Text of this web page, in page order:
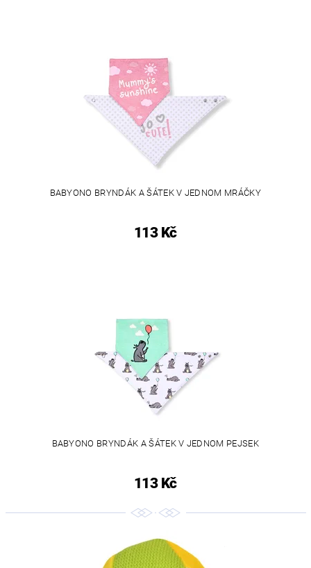
BABYONO BRYNDÁK A ŠÁTEK V JEDNOM MRÁČKY
113 Kč
BABYONO BRYNDÁK A ŠÁTEK V JEDNOM PEJSEK
113 Kč